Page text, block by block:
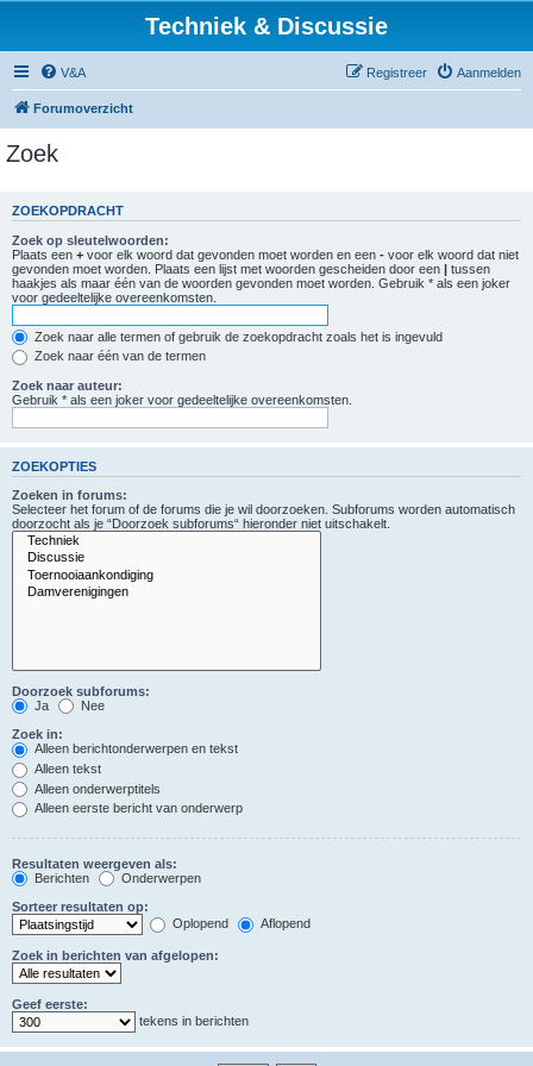
Techniek & Discussie
V&A Aanmelden
Registreer
Forumoverzicht
Zoek
ZOEKOPDRACHT
Zoek op sleutelwoorden:
Plaats een + voor elk woord dat gevonden moet worden en een - voor elk woord dat niet
gevonden moet worden. Plaats een lijst met woorden gescheiden door een | tussen
haakjes als maar één van de woorden gevonden moet worden. Gebruik * als een joker
voor gedeeltelijke overeenkomsten.
Zoek naar alle termen of gebruik de zoekopdracht zoals het is ingevuld
Zoek naar één van de termen
Zoek naar auteur:
Gebruik * als een joker voor gedeeltelijke overeenkomsten.
ZOEKOPTIES
Zoeken in forums:
Selecteer het forum of de forums die je wil doorzoeken. Subforums worden automatisch
doorzocht als je “Doorzoek subforums“ hieronder niet uitschakelt.
Doorzoek subforums:
Ja
Nee
Zoek in:
Alleen berichtonderwerpen en tekst
Alleen tekst
Alleen onderwerptitels
Alleen eerste bericht van onderwerp
Resultaten weergeven als:
Berichten
Onderwerpen
Sorteer resultaten op:
Oplopend
Aflopend
Zoek in berichten van afgelopen:
Geef eerste:
tekens in berichten